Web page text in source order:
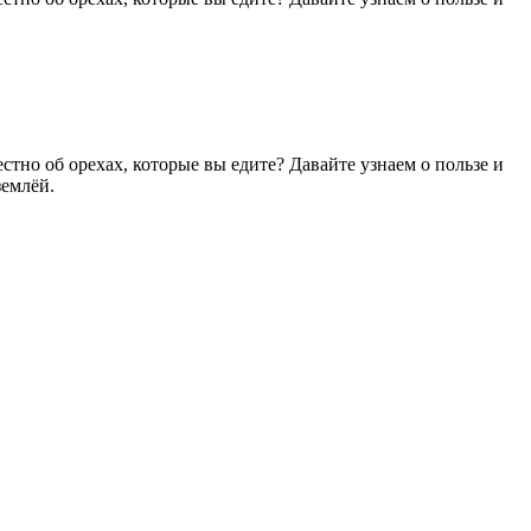
об орехах, которые вы едите? Давайте узнаем о пользе и